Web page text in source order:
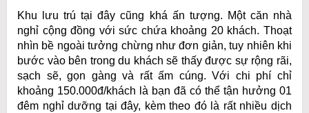
Khu lưu trú tại đây cũng khá ấn tượng. Một căn nhà
nghỉ cộng đồng với sức chứa khoảng 20 khách. Thoạt
nhìn bề ngoài tưởng chừng như đơn giản, tuy nhiên khi
bước vào bên trong du khách sẽ thấy được sự rộng rãi,
sạch sẽ, gọn gàng và rất ấm cúng. Với chi phí chỉ
khoảng 150.000đ/khách là bạn đã có thể tận hưởng 01
đêm nghỉ dưỡng tại đây, kèm theo đó là rất nhiều dịch